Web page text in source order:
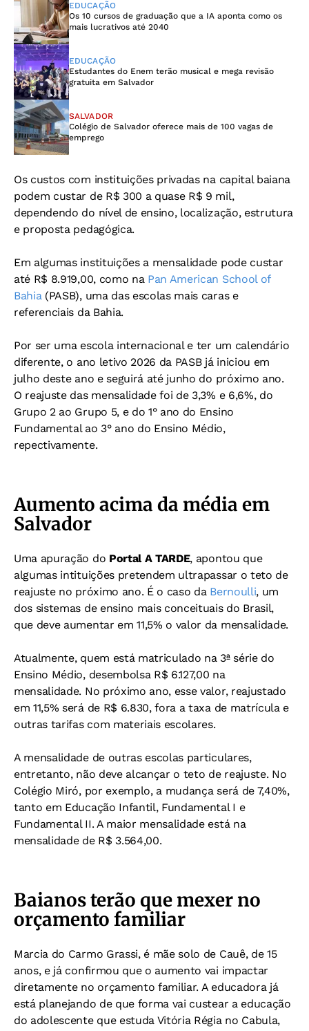
EDUCAÇÃO
Os 10 cursos de graduação que a IA aponta como os
mais lucrativos até 2040
EDUCAÇÃO
Estudantes do Enem terão musical e mega revisão
gratuita em Salvador
SALVADOR
Colégio de Salvador oferece mais de 100 vagas de
emprego
Os custos com instituições privadas na capital baiana
podem custar de R$ 300 a quase R$ 9 mil,
dependendo do nível de ensino, localização, estrutura
e proposta pedagógica.
Em algumas instituições a mensalidade pode custar
até R$ 8.919,00, como na Pan American School of
Bahia(PASB), uma das escolas mais caras e
referenciais da Bahia.
Por ser uma escola internacional e ter um calendário
diferente, o ano letivo 2026 da PASB já iniciou em
julho deste ano e seguirá até junho do próximo ano.
O reajuste das mensalidade foi de 3,3% e 6,6%, do
Grupo 2 ao Grupo 5, e do 1° ano do Ensino
Fundamental ao 3° ano do Ensino Médio,
repectivamente.
Aumento acima da média em
Salvador
Uma apuração do Portal A TARDE, apontou que
algumas intituições pretendem ultrapassar o teto de
reajuste no próximo ano. É o caso da Bernoulli, um
dos sistemas de ensino mais conceituais do Brasil,
que deve aumentar em 11,5% o valor da mensalidade.
Atualmente, quem está matriculado na 3ª série do
Ensino Médio, desembolsa R$ 6.127,00 na
mensalidade. No próximo ano, esse valor, reajustado
em 11,5% será de R$ 6.830, fora a taxa de matrícula e
outras tarifas com materiais escolares.
A mensalidade de outras escolas particulares,
entretanto, não deve alcançar o teto de reajuste. No
Colégio Miró, por exemplo, a mudança será de 7,40%,
tanto em Educação Infantil, Fundamental I e
Fundamental II. A maior mensalidade está na
mensalidade de R$ 3.564,00.
Baianos terão que mexer no
orçamento familiar
Marcia do Carmo Grassi, é mãe solo de Cauê, de 15
anos, e já confirmou que o aumento vai impactar
diretamente no orçamento familiar. A educadora já
está planejando de que forma vai custear a educação
do adolescente que estuda Vitória Régia no Cabula,